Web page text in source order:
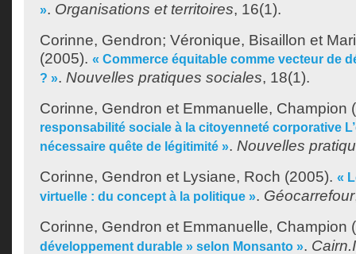
». Organisations et territoires, 16(1).
Corinne, Gendron; Véronique, Bisaillon et
(2005). « Commerce équitable comme vecteur de
? ». Nouvelles pratiques sociales, 18(1).
Corinne, Gendron et Emmanuelle, Champion
responsabilité sociale à la citoyenneté corporative
nécessaire quête de légitimité ». Nouvelles
Corinne, Gendron et Lysiane, Roch (2005). «
virtuelle : du concept à la politique ». Géocarrefour
Corinne, Gendron et Emmanuelle, Champion
développement durable » selon Monsanto ».